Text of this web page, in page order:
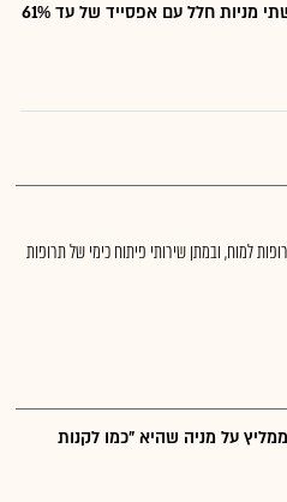
למוח, ובמתן שירותי פיתוח כימי של תרופות
על מניה שהיא "כמו לקנות